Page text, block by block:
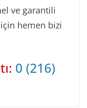
ve garantili
hemen bizi
0 (216)